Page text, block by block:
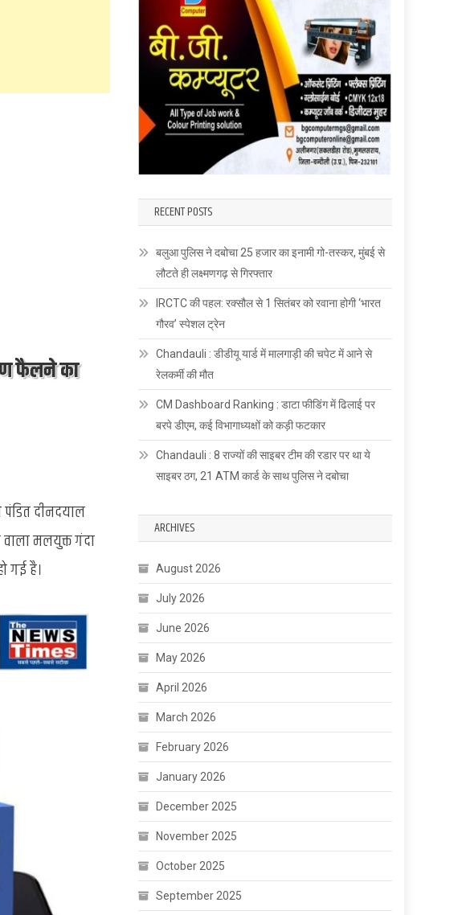
फैलने का
दीनदयाल
मलयुक्त गंदा
गई है।
RECENT POSTS
बलुआ पुलिस ने दबोचा 25 हजार का इनामी गो-तस्कर, मुंबई से
लौटते ही लक्ष्मणगढ़ से गिरफ्तार
IRCTC की पहल: रक्सौल से 1 सितंबर को रवाना होगी ‘भारत
गौरव’ स्पेशल ट्रेन
Chandauli : डीडीयू यार्ड में मालगाड़ी की चपेट में आने से
रेलकर्मी की मौत
CM Dashboard Ranking : डाटा फीडिंग में ढिलाई पर
बरपे डीएम, कई विभागाध्यक्षों को कड़ी फटकार
Chandauli : 8 राज्यों की साइबर टीम की रडार पर था ये
साइबर ठग, 21 ATM कार्ड के साथ पुलिस ने दबोचा
ARCHIVES
August 2026
July 2026
June 2026
May 2026
April 2026
March 2026
February 2026
January 2026
December 2025
November 2025
October 2025
September 2025